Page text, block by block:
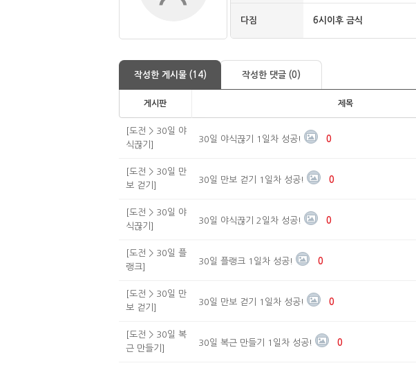
다짐 6시이후 금식
작성한 게시물 (14) 작성한 댓글 (0)
게시판 제목
[도전 > 30일 야
식끊기]
30일 야식끊기 1일차 성공! 0
[도전 > 30일 만
보 걷기]
30일 만보 걷기 1일차 성공! 0
[도전 > 30일 야
식끊기]
30일 야식끊기 2일차 성공! 0
[도전 > 30일 플
랭크]
30일 플랭크 1일차 성공! 0
[도전 > 30일 만
보 걷기]
30일 만보 걷기 1일차 성공! 0
[도전 > 30일 복
근 만들기]
30일 복근 만들기 1일차 성공! 0